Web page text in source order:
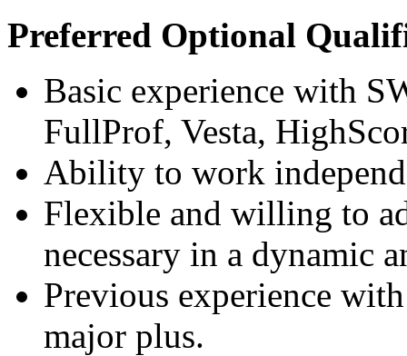
Preferred Optional
Basic experience with
FullProf, Vesta,
Ability to work
Flexible and willing to
necessary in a dynamic
Previous experience
major plus.